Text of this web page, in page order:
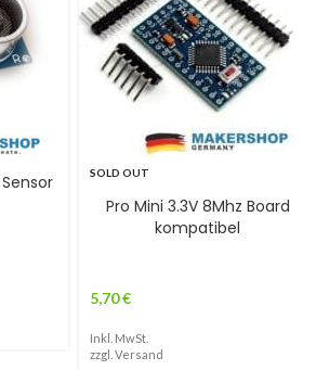
SOLD OUT
Pro Mini 3.3V 8Mhz Board
kompatibel
5,70€
Inkl. MwSt.
zzgl. Versand